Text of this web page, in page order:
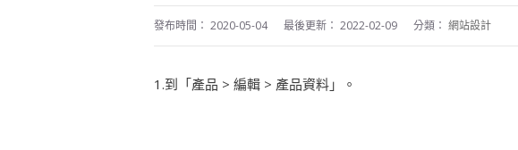
發布時間： 2020-05-04 最後更新： 2022-02-09 分類： 網站設計
1.到「產品 > 編輯 > 產品資料」。